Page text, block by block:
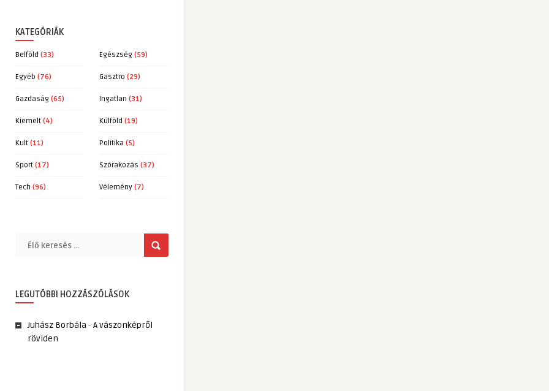
KATEGÓRIÁK
Belföld (33) Egészség (59)
Egyéb (76) Gasztro (29)
Gazdaság (65) Ingatlan (31)
Kiemelt (4) Külföld (19)
Kult (11) Politika (5)
Sport (17) Szórakozás (37)
Tech (96) Vélemény (7)
LEGUTÓBBI HOZZÁSZÓLÁSOK
Juhász Borbála - A vászonképről
röviden